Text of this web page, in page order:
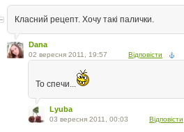
Класний рецепт. Хочу такі палички.
Dana
02 вересня 2011, 19:57 Відповісти
То спечи...
Lyuba
03 вересня 2011, 00:03 Відповісти